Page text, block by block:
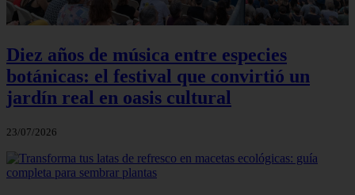
Diez años de música entre especies
botánicas: el festival que convirtió un
jardín real en oasis cultural
23/07/2026